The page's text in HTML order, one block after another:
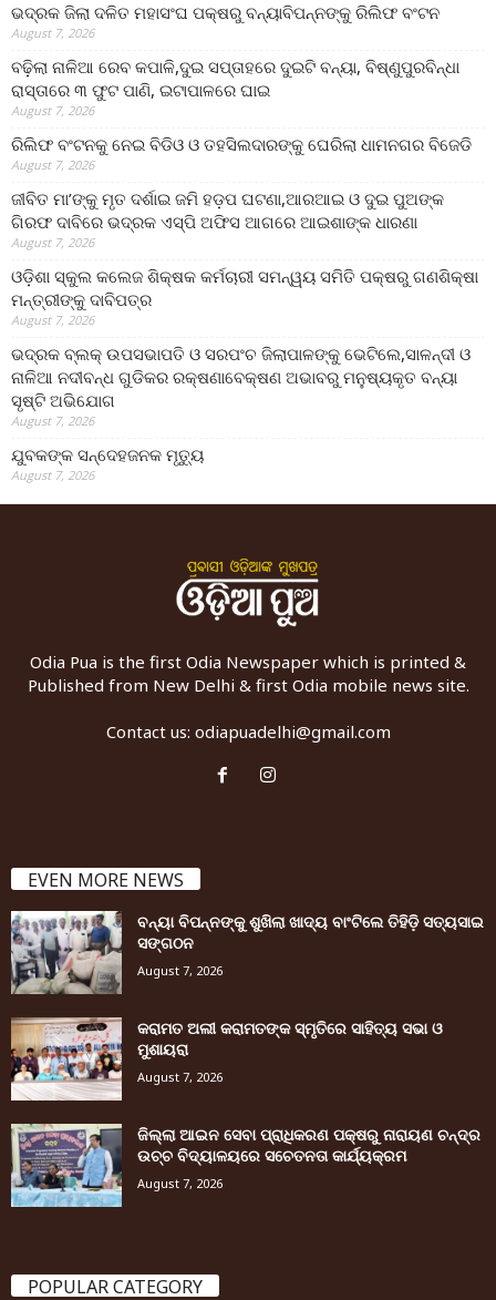
ଭଦ୍ରକ ଜିଲା ଦଳିତ ମହାସଂଘ ପକ୍ଷରୁ ବନ୍ୟାବିପନ୍ନଙ୍କୁ ରିଲିଫ ବଂଟନ
August 7, 2026
ବଢ଼ିଲା ନାଳିଆ ରେବ କପାଳି,ଦୁଇ ସପ୍ତାହରେ ଦୁଇଟି ବନ୍ୟା, ବିଷ୍ଣୁପୁରବିନ୍ଧା
ରାସ୍ତାରେ ୩ ଫୁଟ ପାଣି, ଇଟାପାଳରେ ଘାଇ
August 7, 2026
ରିଲିଫ ବଂଟନକୁ ନେଇ ବିଡିଓ ଓ ତହସିଲଦାରଙ୍କୁ ଘେରିଲା ଧାମନଗର ବିଜେଡି
August 7, 2026
ଜୀବିତ ମା’ଙ୍କୁ ମୃତ ଦର୍ଶାଇ ଜମି ହଡ଼ପ ଘଟଣା,ଆରଆଇ ଓ ଦୁଇ ପୁଅଙ୍କ
ଗିରଫ ଦାବିରେ ଭଦ୍ରକ ଏସ୍‌ପି ଅଫିସ ଆଗରେ ଆଇଶାଙ୍କ ଧାରଣା
August 7, 2026
ଓଡ଼ିଶା ସ୍କୁଲ କଲେଜ ଶିକ୍ଷକ କର୍ମଚାରୀ ସମନ୍ୱୟ ସମିତି ପକ୍ଷରୁ ଗଣଶିକ୍ଷା
ମନ୍ତ୍ରୀଙ୍କୁ ଦାବିପତ୍ର
August 7, 2026
ଭଦ୍ରକ ବ୍ଲକ୍ ଉପସଭାପତି ଓ ସରପଂଚ ଜିଲାପାଳଙ୍କୁ ଭେଟିଲେ,ସାଳନ୍ଦୀ ଓ
ନାଳିଆ ନଦୀବନ୍ଧ ଗୁଡିକର ରକ୍ଷଣାବେକ୍ଷଣ ଅଭାବରୁ ମନୁଷ୍ୟକୃତ ବନ୍ୟା
ସୃଷ୍ଟି ଅଭିଯୋଗ
August 7, 2026
ଯୁବକଙ୍କ ସନ୍ଦେହଜନକ ମୃତ୍ୟୁ
August 7, 2026
Odia Pua is the first Odia Newspaper which is printed &
Published from New Delhi & first Odia mobile news site.
Contact us: odiapuadelhi@gmail.com
EVEN MORE NEWS
ବନ୍ୟା ବିପନ୍ନଙ୍କୁ ଶୁଖିଲା ଖାଦ୍ୟ ବାଂଟିଲେ ତିହିଡି଼ ସତ୍ୟସାଇ
ସଙ୍ଗଠନ
August 7, 2026
କରାମତ ଅଲୀ କରାମତଙ୍କ ସ୍ମୃତିରେ ସାହିତ୍ୟ ସଭା ଓ
ମୁଶାୟରା
August 7, 2026
ଜିଲ୍ଲା ଆଇନ ସେବା ପ୍ରାଧିକରଣ ପକ୍ଷରୁ ନାରାୟଣ ଚନ୍ଦ୍ର
ଉଚ୍ଚ ବିଦ୍ୟାଳୟରେ ସଚେତନତା କାର୍ଯ୍ୟକ୍ରମ
August 7, 2026
POPULAR CATEGORY